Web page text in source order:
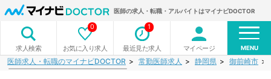
医師の求人・転職・アルバイトはマイナビDOCTOR
求人検索 お気に入り求人
0
最近見た求人
1
マイページ MENU
医師求人・転職のマイナビDOCTOR 常勤医師求人 静岡県 御前崎市